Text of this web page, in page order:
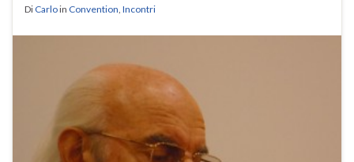
Di Carloin Convention, Incontri